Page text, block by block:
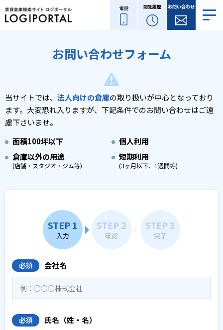
電話 閲覧履歴 お問い合わせ
お問い合わせフォーム
当サイトでは、 法人向けの倉庫の取り扱いが中心となっており
ます。 大変恐れ入りますが、下記条件でのお問い合わせはご遠
慮下さいませ。
面積100坪以下
個人利用
倉庫以外の用途
(店舗・スタジオ・ジム等)
短期利用
(3ヶ月以下、1週間等)
STEP 1
入力
STEP 2
確認
STEP 3
完了
必須 会社名
必須 氏名（姓・名）